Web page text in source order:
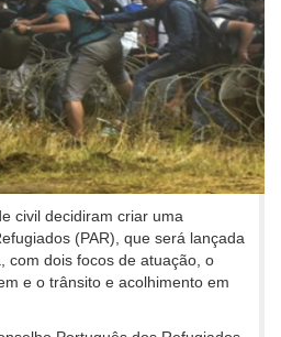
civil decidiram criar uma
(PAR), que será lançada
com dois focos de atuação, o
e o trânsito e acolhimento em